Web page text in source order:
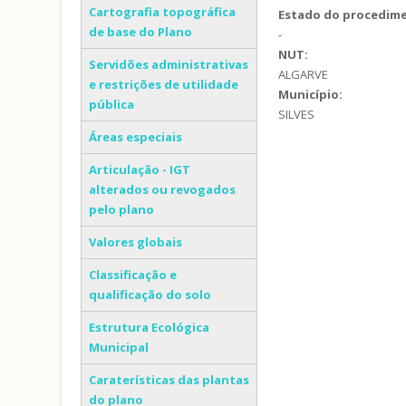
Cartografia topográfica
de base do Plano
Servidões administrativas
e restrições de utilidade
pública
Áreas especiais
Articulação - IGT
alterados ou revogados
pelo plano
Valores globais
Classificação e
qualificação do solo
Estrutura Ecológica
Municipal
Caraterísticas das plantas
do plano
Estado do
-
NUT:
ALGARVE
Município:
SILVES